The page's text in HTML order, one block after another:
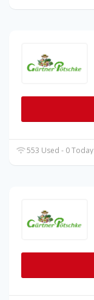
553 Used - 0 Today